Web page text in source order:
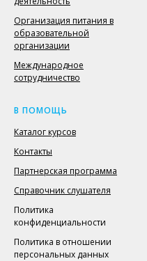
Организация питания в
образовательной
организации
Международное
сотрудничество
В ПОМОЩЬ
Каталог курсов
Контакты
Партнерская программа
Справочник слушателя
Политика
конфиденциальности
Политика в отношении
персональных данных